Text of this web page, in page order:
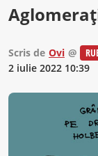
Scris de Ovi @
2 iulie 2022 10:39